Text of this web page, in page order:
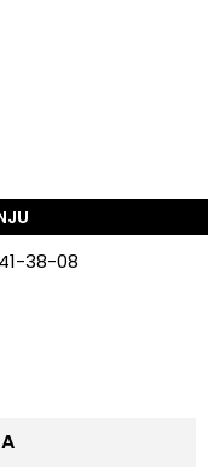
38-08